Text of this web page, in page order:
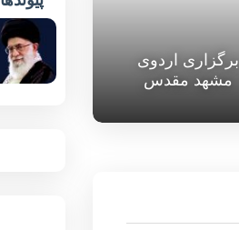
برگزاری اردوی
مشهد مقدس